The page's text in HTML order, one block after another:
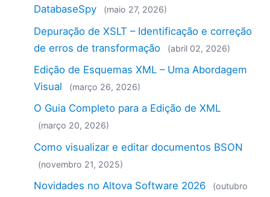
DatabaseSpy
(maio 27, 2026)
Depuração de XSLT – Identificação e correção
de erros de transformação
(abril 02, 2026)
Edição de Esquemas XML – Uma Abordagem
Visual
(março 26, 2026)
O Guia Completo para a Edição de XML
(março 20, 2026)
Como visualizar e editar documentos BSON
(novembro 21, 2025)
Novidades no Altova Software 2026
(outubro